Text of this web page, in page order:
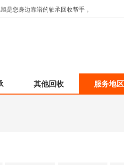
是您身边靠谱的轴承回收帮手 。
其他回收 服务地区